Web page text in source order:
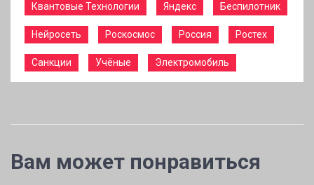
Квантовые Технологии Яндекс Беспилотник
Нейросеть Роскосмос Россия Ростех
Санкции Учёные Электромобиль
Вам может понравиться